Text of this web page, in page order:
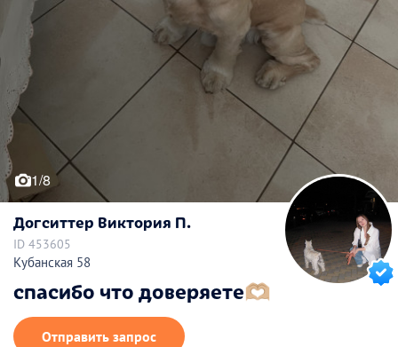
1/8
Догситтер Виктория П.
ID 453605
Кубанская 58
спасибо что доверяете🫶🏼
Отправить запрос